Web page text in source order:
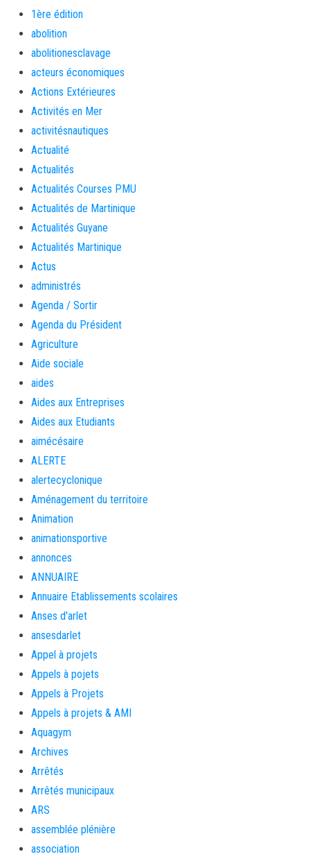
1ère édition
abolition
abolitionesclavage
acteurs économiques
Actions Extérieures
Activités en Mer
activitésnautiques
Actualité
Actualités
Actualités Courses PMU
Actualités de Martinique
Actualités Guyane
Actualités Martinique
Actus
administrés
Agenda / Sortir
Agenda du Président
Agriculture
Aide sociale
aides
Aides aux Entreprises
Aides aux Etudiants
aimécésaire
ALERTE
alertecyclonique
Aménagement du territoire
Animation
animationsportive
annonces
ANNUAIRE
Annuaire Etablissements scolaires
Anses d'arlet
ansesdarlet
Appel à projets
Appels à pojets
Appels à Projets
Appels à projets & AMI
Aquagym
Archives
Arrêtés
Arrêtés municipaux
ARS
assemblée plénière
association